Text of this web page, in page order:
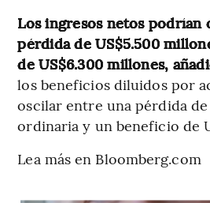
Los ingresos netos podrían
pérdida de US$5.500
de US$6.300 millones,
los beneficios diluidos por
oscilar entre una pérdida de
ordinaria y un beneficio de
Lea más en Bloomberg.com